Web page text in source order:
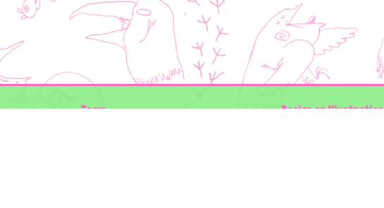
Team Design en Illustraties